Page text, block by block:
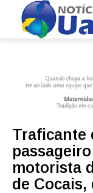
Traficante
motorista
de Cocais,